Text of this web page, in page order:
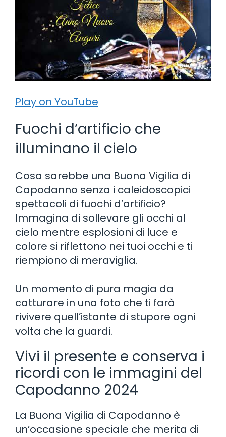
Play on YouTube
Fuochi d’artificio che
illuminano il cielo
Cosa sarebbe una Buona Vigilia di
Capodanno senza i caleidoscopici
spettacoli di fuochi d’artificio?
Immagina di sollevare gli occhi al
cielo mentre esplosioni di luce e
colore si riflettono nei tuoi occhi e ti
riempiono di meraviglia.
Un momento di pura magia da
catturare in una foto che ti farà
rivivere quell’istante di stupore ogni
volta che la guardi.
Vivi il presente e conserva i
ricordi con le immagini del
Capodanno 2024
La Buona Vigilia di Capodanno è
un’occasione speciale che merita di